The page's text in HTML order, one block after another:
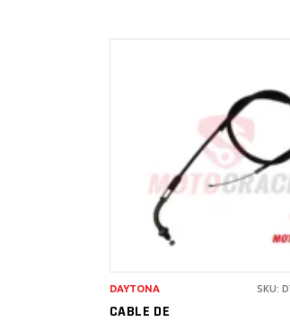
AÑADIR AL
CARRITO
CABLE DE
DAYTONA SKU: